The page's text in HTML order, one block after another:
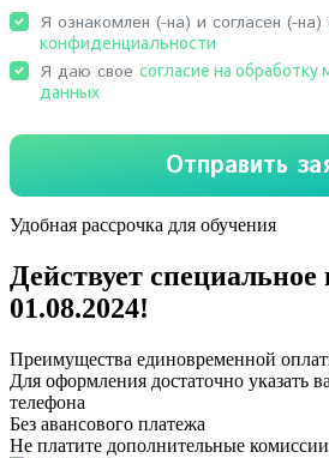
Удобная рассрочка для обучения
Действует
01.08.2024!
Преимущества единовременной
Для оформления достаточно
телефона
Без авансового платежа
Не платите дополнительные комиссии